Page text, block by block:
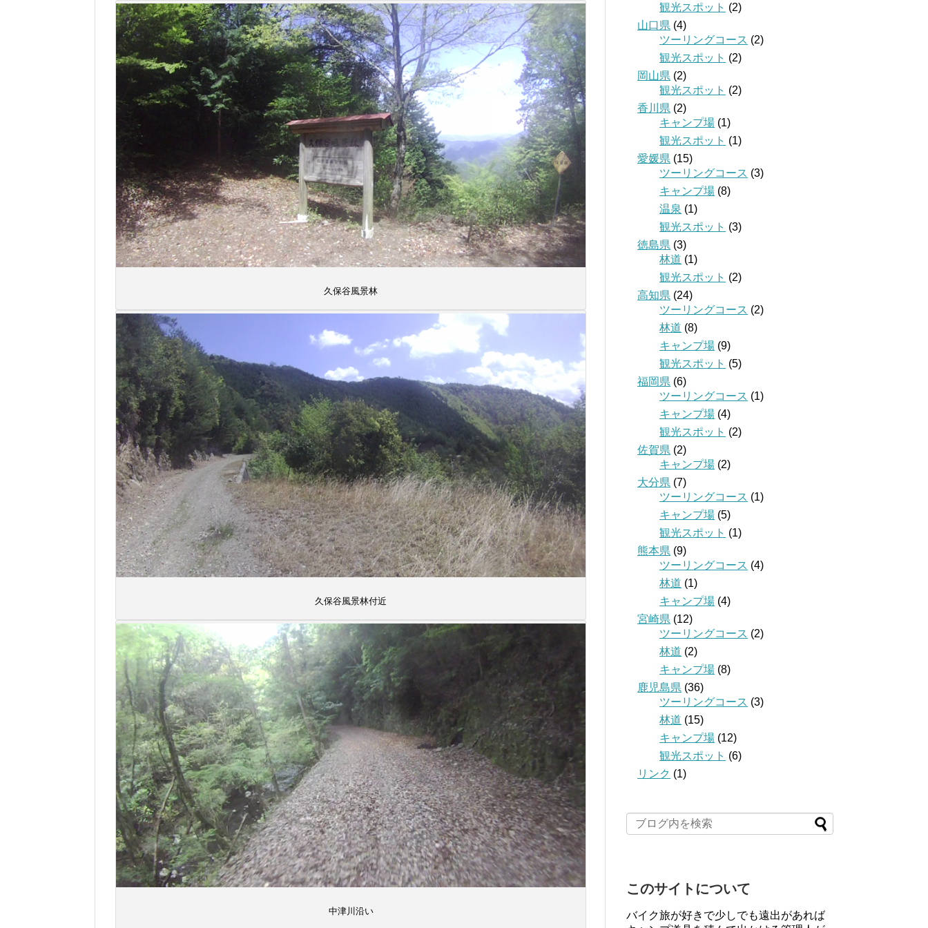
久保谷風景林
久保谷風景林付近
中津川沿い
観光スポット (2)
山口県 (4)
ツーリングコース (2)
観光スポット (2)
岡山県 (2)
観光スポット (2)
香川県 (2)
キャンプ場 (1)
観光スポット (1)
愛媛県 (15)
ツーリングコース (3)
キャンプ場 (8)
温泉 (1)
観光スポット (3)
徳島県 (3)
林道 (1)
観光スポット (2)
高知県 (24)
ツーリングコース (2)
林道 (8)
キャンプ場 (9)
観光スポット (5)
福岡県 (6)
ツーリングコース (1)
キャンプ場 (4)
観光スポット (2)
佐賀県 (2)
キャンプ場 (2)
大分県 (7)
ツーリングコース (1)
キャンプ場 (5)
観光スポット (1)
熊本県 (9)
ツーリングコース (4)
林道 (1)
キャンプ場 (4)
宮崎県 (12)
ツーリングコース (2)
林道 (2)
キャンプ場 (8)
鹿児島県 (36)
ツーリングコース (3)
林道 (15)
キャンプ場 (12)
観光スポット (6)
リンク (1)
このサイトについて
バイク旅が好きで少しでも遠出があれば